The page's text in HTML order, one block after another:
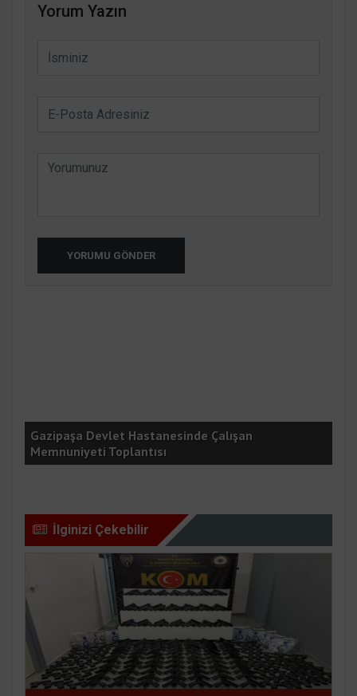
Yorum Yazın
YORUMU GÖNDER
Gazipaşa Devlet Hastanesinde Çalışan
Memnuniyeti Toplantısı
İlginizi Çekebilir